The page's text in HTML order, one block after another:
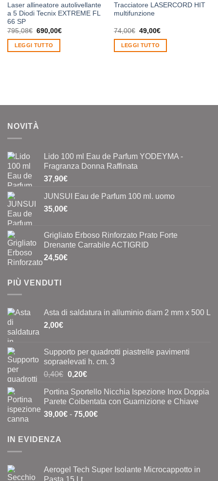
Laser allineatore autolivellante
a 5 Diodi Tecnix EXTREME FL
66 SP
795,08€ Il
prezzo
originale
era:
690,00€Il
LEGGI TUTTO
Tracciatore LASERCORD HIT
multifunzione
74,00€ Il
prezzo
originale
era:
49,00€Il
LEGGI TUTTO
NOVITÀ
Lido 100 ml Eau de Parfum YODEYMA -
Fragranza Donna Raffinata
37,90€
JUNSUI Eau de Parfum 100 ml. uomo
35,00€
Grigliato Erboso Rinforzato Prato Forte
Drenante Carrabile ACTIGRID
24,50€
PIÙ VENDUTI
Asta di saldatura in alluminio diam 2 mm x 500 L
2,00€
Supporto per quadrotti piastrelle pavimenti
sopraelevati h. cm. 3
0,40€ Il
originale
era:
0,40€.
0,20€Il
attuale
è:
0,20€.
Portina Sportello Nicchia Ispezione Inox Doppia
Parete Coibentata con Guarnizione e Chiave
39,00€ - 75,00€Fascia
75,00€
IN EVIDENZA
Aerogel Tech Super Isolante Microcappotto in
Pasta 15 Lt.